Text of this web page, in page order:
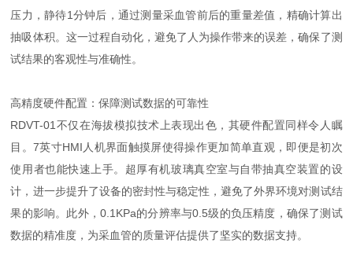
压力，静待1分钟后，通过测量采血管前后的重量差值，精确计算出
抽吸体积。这一过程自动化，避免了人为操作带来的误差，确保了测
试结果的客观性与准确性。
高精度硬件配置：保障测试数据的可靠性
RDVT-01不仅在海拔模拟技术上表现出色，其硬件配置同样令人瞩
目。7英寸HMI人机界面触摸屏使得操作更加简单直观，即便是初次
使用者也能快速上手。超厚有机玻璃真空室与自带抽真空装置的设
计，进一步提升了设备的密封性与稳定性，避免了外界环境对测试结
果的影响。此外，0.1KPa的分辨率与0.5级的负压精度，确保了测试
数据的精准度，为采血管的质量评估提供了坚实的数据支持。